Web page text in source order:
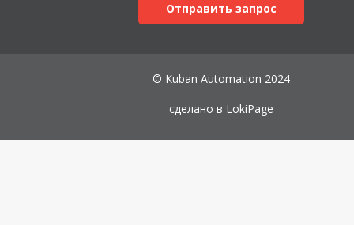
Отправить запрос
© Kuban Automation 2024
сделано в LokiPage